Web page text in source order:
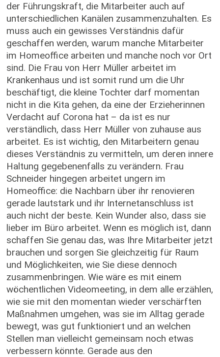
der Führungskraft, die Mitarbeiter auch auf
unterschiedlichen Kanälen zusammenzuhalten. Es
muss auch ein gewisses Verständnis dafür
geschaffen werden, warum manche Mitarbeiter
im Homeoffice arbeiten und manche noch vor Ort
sind. Die Frau von Herr Müller arbeitet im
Krankenhaus und ist somit rund um die Uhr
beschäftigt, die kleine Tochter darf momentan
nicht in die Kita gehen, da eine der Erzieherinnen
Verdacht auf Corona hat – da ist es nur
verständlich, dass Herr Müller von zuhause aus
arbeitet. Es ist wichtig, den Mitarbeitern genau
dieses Verständnis zu vermitteln, um deren innere
Haltung gegebenenfalls zu verändern. Frau
Schneider hingegen arbeitet ungern im
Homeoffice: die Nachbarn über ihr renovieren
gerade lautstark und ihr Internetanschluss ist
auch nicht der beste. Kein Wunder also, dass sie
lieber im Büro arbeitet. Wenn es möglich ist, dann
schaffen Sie genau das, was Ihre Mitarbeiter jetzt
brauchen und sorgen Sie gleichzeitig für Raum
und Möglichkeiten, wie Sie diese dennoch
zusammenbringen. Wie wäre es mit einem
wöchentlichen Videomeeting, in dem alle erzählen,
wie sie mit den momentan wieder verschärften
Maßnahmen umgehen, was sie im Alltag gerade
bewegt, was gut funktioniert und an welchen
Stellen man vielleicht gemeinsam noch etwas
verbessern könnte. Gerade aus den